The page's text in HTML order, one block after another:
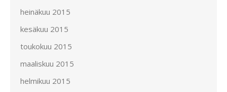
heinäkuu 2015
kesäkuu 2015
toukokuu 2015
maaliskuu 2015
helmikuu 2015